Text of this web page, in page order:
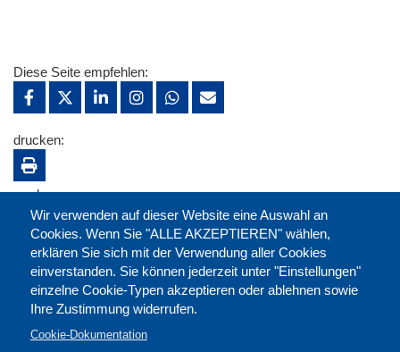
Wir verwenden auf dieser Website eine Auswahl an
Cookies. Wenn Sie "ALLE AKZEPTIEREN" wählen,
erklären Sie sich mit der Verwendung aller Cookies
einverstanden. Sie können jederzeit unter "Einstellungen"
einzelne Cookie-Typen akzeptieren oder ablehnen sowie
Ihre Zustimmung widerrufen.
Cookie-Dokumentation
Diese Seite empfehlen:
drucken:
merken: